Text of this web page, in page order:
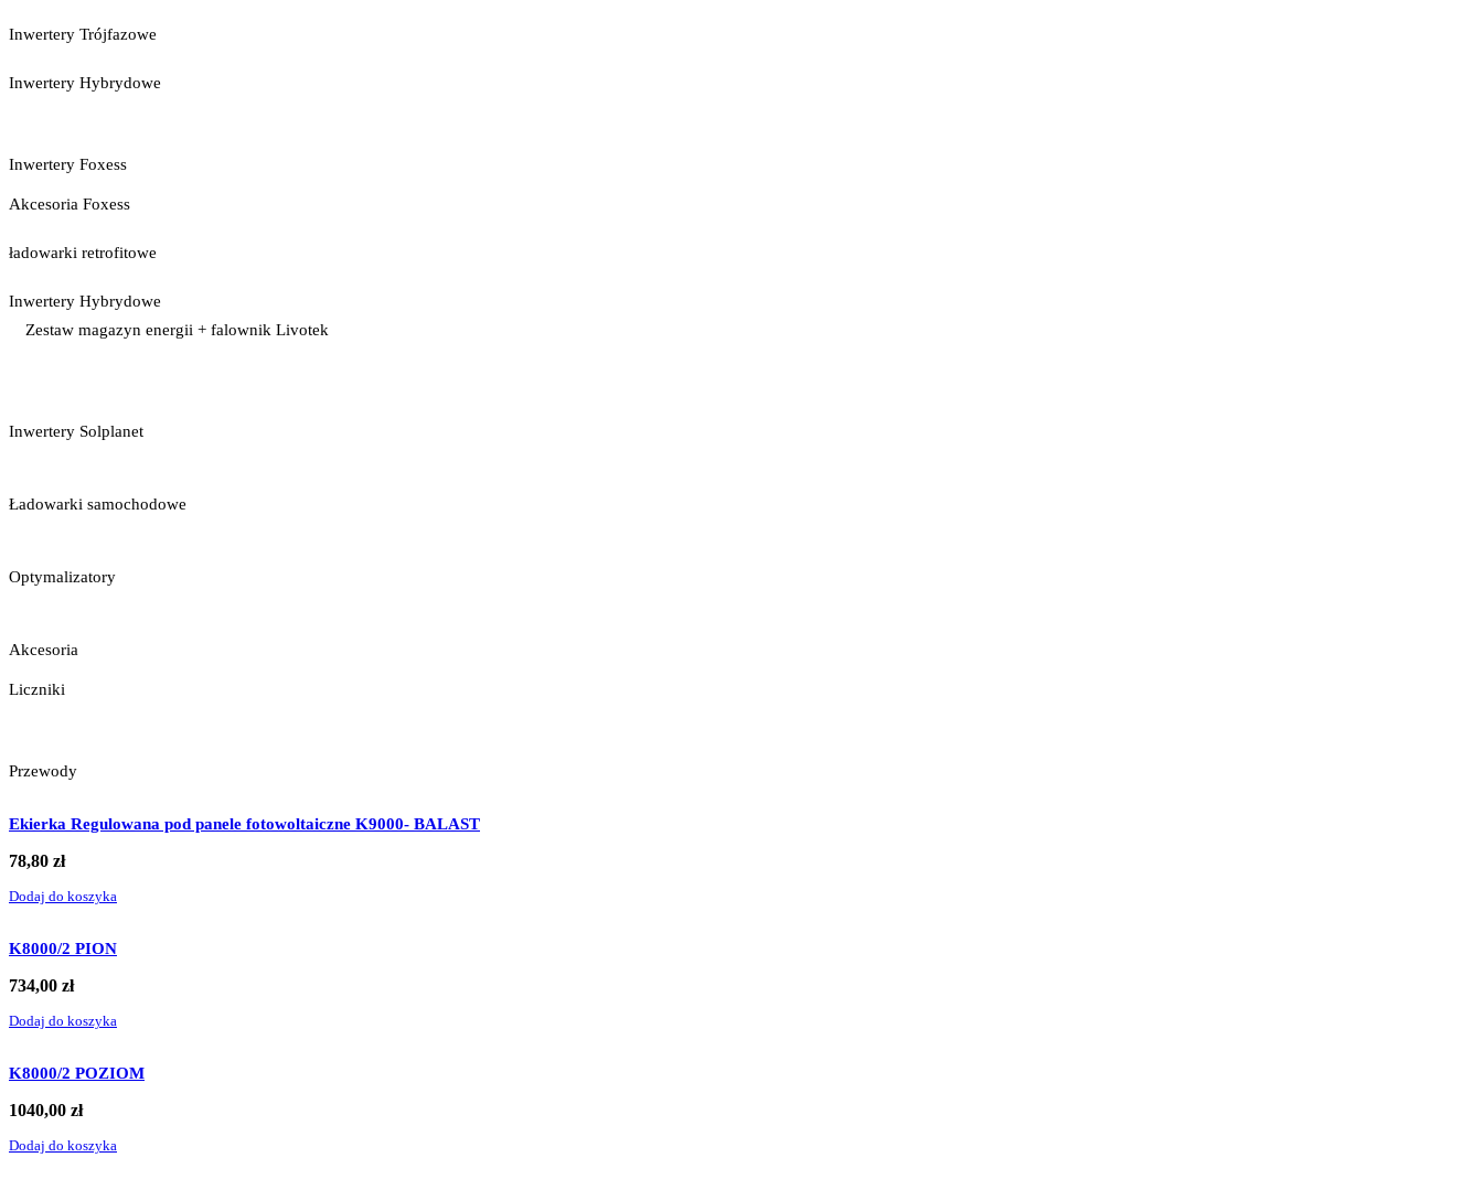
Inwertery Trójfazowe
Inwertery Hybrydowe
Inwertery Foxess
Akcesoria Foxess
ładowarki retrofitowe
Inwertery Hybrydowe
Zestaw magazyn energii + falownik Livotek
Inwertery Solplanet
Ładowarki samochodowe
Optymalizatory
Akcesoria
Liczniki
Przewody
Ekierka Regulowana pod panele fotowoltaiczne K9000- BALAST
78,80 zł
Dodaj do koszyka
K8000/2 PION
734,00 zł
Dodaj do koszyka
K8000/2 POZIOM
1040,00 zł
Dodaj do koszyka